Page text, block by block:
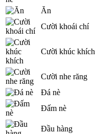
Ăn
Cười khoái chí
Cười khúc khích
Cười nhe răng
Đá nè
Đấm nè
Đầu hàng